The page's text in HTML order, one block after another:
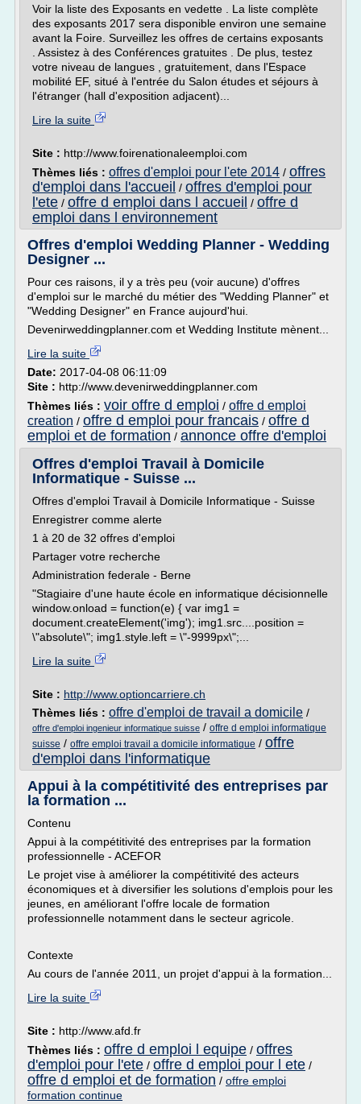
Voir la liste des Exposants en vedette . La liste complète
des exposants 2017 sera disponible environ une semaine
avant la Foire. Surveillez les offres de certains exposants
. Assistez à des Conférences gratuites . De plus, testez
votre niveau de langues , gratuitement, dans l'Espace
mobilité EF, situé à l'entrée du Salon études et séjours à
l'étranger (hall d'exposition adjacent)...
Lire la suite
Site : http://www.foirenationaleemploi.com
Thèmes liés : offres d'emploi pour l'ete 2014 / offres
d'emploi dans l'accueil / offres d'emploi pour
l'ete / offre d emploi dans l accueil / offre d
emploi dans l environnement
Offres d'emploi Wedding Planner - Wedding
Designer ...
Pour ces raisons, il y a très peu (voir aucune) d'offres
d'emploi sur le marché du métier des "Wedding Planner" et
"Wedding Designer" en France aujourd'hui.
Devenirweddingplanner.com et Wedding Institute mènent...
Lire la suite
Date: 2017-04-08 06:11:09
Site : http://www.devenirweddingplanner.com
Thèmes liés : voir offre d emploi / offre d emploi
creation / offre d emploi pour francais / offre d
emploi et de formation / annonce offre d'emploi
Offres d'emploi Travail à Domicile
Informatique - Suisse ...
Offres d'emploi Travail à Domicile Informatique - Suisse
Enregistrer comme alerte
1 à 20 de 32 offres d'emploi
Partager votre recherche
Administration federale - Berne
"Stagiaire d'une haute école en informatique décisionnelle
window.onload = function(e) { var img1 =
document.createElement('img'); img1.src....position =
\"absolute\"; img1.style.left = \"-9999px\";...
Lire la suite
Site : http://www.optioncarriere.ch
Thèmes liés : offre d'emploi de travail a domicile /
offre d'emploi ingenieur informatique suisse / offre d emploi informatique
suisse / offre emploi travail a domicile informatique / offre
d'emploi dans l'informatique
Appui à la compétitivité des entreprises par
la formation ...
Contenu
Appui à la compétitivité des entreprises par la formation
professionnelle - ACEFOR
Le projet vise à améliorer la compétitivité des acteurs
économiques et à diversifier les solutions d'emplois pour les
jeunes, en améliorant l'offre locale de formation
professionnelle notamment dans le secteur agricole.
Contexte
Au cours de l'année 2011, un projet d'appui à la formation...
Lire la suite
Site : http://www.afd.fr
Thèmes liés : offre d emploi l equipe / offres
d'emploi pour l'ete / offre d emploi pour l ete /
offre d emploi et de formation / offre emploi
formation continue